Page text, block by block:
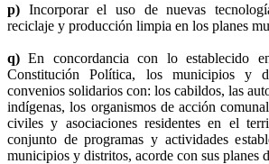
p) Incorporar el uso de nuevas
reciclaje y producción limpia en los planes
q)En concordancia con lo establecido
Constitución Política, los municipios y
convenios solidarios con: los cabildos, las
indígenas, los organismos de acción
civiles y asociaciones residentes en el
conjunto de programas y actividades
municipios y distritos, acorde con sus planes